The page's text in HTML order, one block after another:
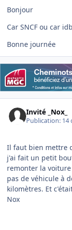
Bonjour
Car SNCF ou car
Bonne journée
Invité _Nox_
Publication: 14
Il faut bien mettre
j'ai fait un petit
remonter la
pas de véhicule à
kilomètres. Et
Nox